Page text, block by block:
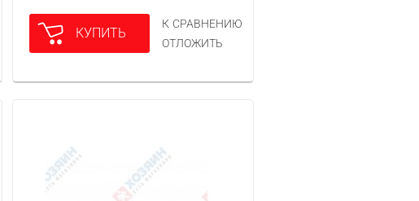
КУПИТЬ
К СРАВНЕНИЮ
ОТЛОЖИТЬ